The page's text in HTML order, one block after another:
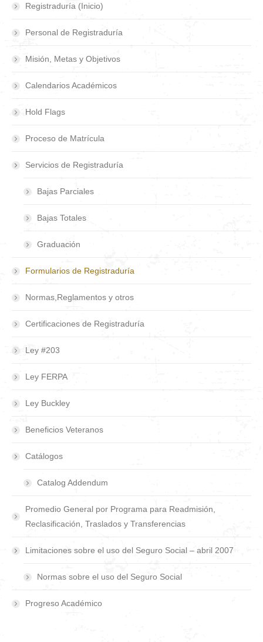
Registraduría (Inicio)
Personal de Registraduría
Misión, Metas y Objetivos
Calendarios Académicos
Hold Flags
Proceso de Matrícula
Servicios de Registraduría
Bajas Parciales
Bajas Totales
Graduación
Formularios de Registraduría
Normas,Reglamentos y otros
Certificaciones de Registraduría
Ley #203
Ley FERPA
Ley Buckley
Beneficios Veteranos
Catálogos
Catalog Addendum
Promedio General por Programa para Readmisión,
Reclasificación, Traslados y Transferencias
Limitaciones sobre el uso del Seguro Social – abril 2007
Normas sobre el uso del Seguro Social
Progreso Académico